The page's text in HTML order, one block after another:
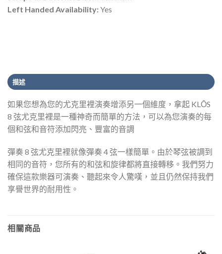
Left Handed Availability:Yes
描述
如果您想為您的尤克里裡演奏增添另一個維度，拿起 KLŌS
8 弦尤克里裡是一種神奇而簡單的方法，可以為您演奏的每
個和弦和音符添加閃亮、豐富的音調
彈奏 8 弦尤克里裡就像彈奏 4 弦一樣簡單。由於琴弦被調到
相同的音符，您所有的和弦和旋律都將直接轉移。我們努力
確保這款樂器可演奏、聽起來令人驚嘆，並且仍然保持我們
享譽世界的耐用性。
相關商品